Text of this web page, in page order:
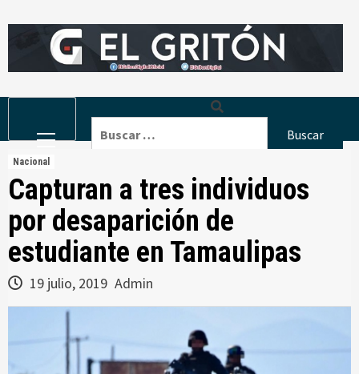
to
Menu
Nacional
Capturan a tres individuos
por desaparición de
estudiante en Tamaulipas
19 julio, 2019 Admin